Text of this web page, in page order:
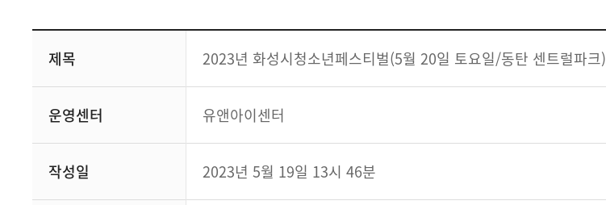
제목 2023년 화성시청소년페스티벌(5월 20일 토요일/동탄 센트럴파크)
운영센터 유앤아이센터
작성일 2023년 5월 19일 13시 46분